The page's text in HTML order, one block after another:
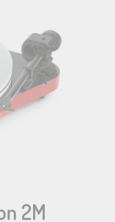
2M